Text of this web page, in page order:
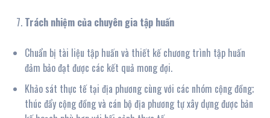
Trách nhiệm của chuyên gia tập huấn
Chuẩn bị tài liệu tập huấn và thiết kế chương trình tập huấn
đảm bảo đạt được các kết quả mong đợi.
Khảo sát thực tế tại địa phương cùng với các nhóm cộng đồng;
thúc đẩy cộng đồng và cán bộ địa phương tự xây dựng được bản